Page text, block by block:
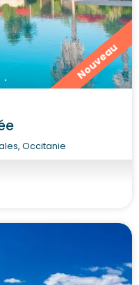
Nouveau
Occitanie